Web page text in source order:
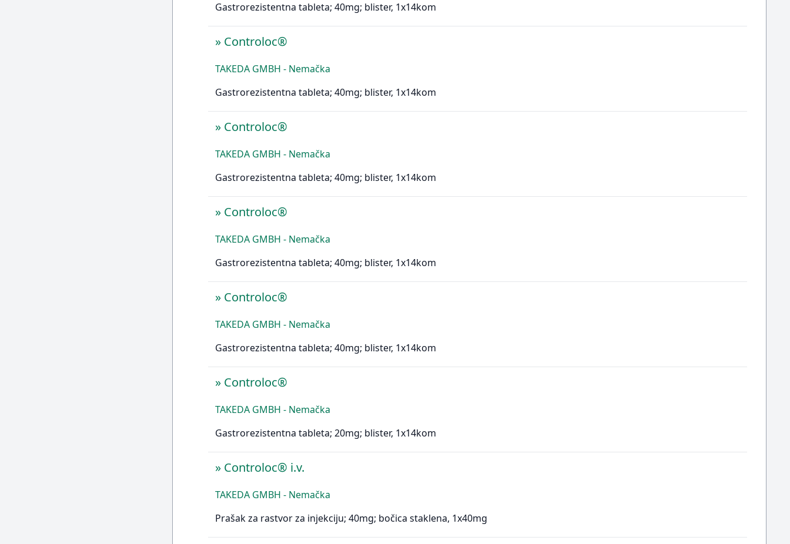
Gastrorezistentna tableta; 40mg; blister, 1x14kom
» Controloc®
TAKEDA GMBH - Nemačka
Gastrorezistentna tableta; 40mg; blister, 1x14kom
» Controloc®
TAKEDA GMBH - Nemačka
Gastrorezistentna tableta; 40mg; blister, 1x14kom
» Controloc®
TAKEDA GMBH - Nemačka
Gastrorezistentna tableta; 40mg; blister, 1x14kom
» Controloc®
TAKEDA GMBH - Nemačka
Gastrorezistentna tableta; 40mg; blister, 1x14kom
» Controloc®
TAKEDA GMBH - Nemačka
Gastrorezistentna tableta; 20mg; blister, 1x14kom
» Controloc® i.v.
TAKEDA GMBH - Nemačka
Prašak za rastvor za injekciju; 40mg; bočica staklena, 1x40mg